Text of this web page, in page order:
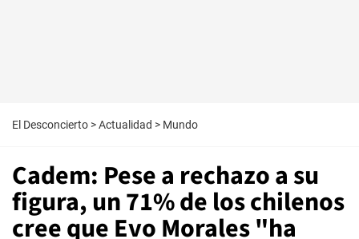
El Desconcierto >Actualidad > Mundo
Cadem: Pese a rechazo a su
figura, un 71% de los chilenos
cree que Evo Morales "ha